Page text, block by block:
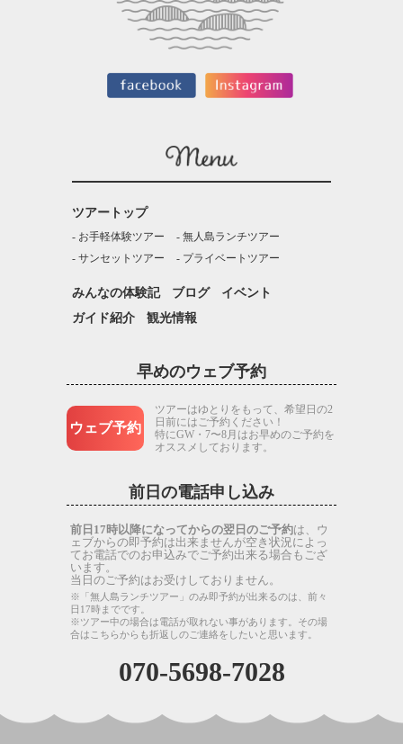
ツアートップ
お手軽体験ツアー
無人島ランチツアー
サンセットツアー
プライベートツアー
みんなの体験記 ブログ
イベント
ガイド紹介
観光情報
早めのウェブ予約
ウェブ予約
ツアーはゆとりをもって、希望日の2
日前にはご予約ください！
特にGW・7〜8月はお早めのご予約を
オススメしております。
前日の電話申し込み
前日17時以降になってからの翌日のご予約は、ウ
ェブからの即予約は出来ませんが空き状況によっ
てお電話でのお申込みでご予約出来る場合もござ
います。
当日のご予約はお受けしておりません。
※「無人島ランチツアー」のみ即予約が出来るのは、前々
日17時までです。
※ツアー中の場合は電話が取れない事があります。その場
合はこちらからも折返しのご連絡をしたいと思います。
070-5698-7028